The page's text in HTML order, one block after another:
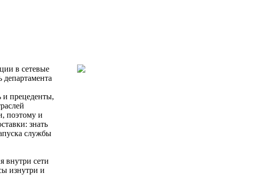
в сетевые
департамента
и прецеденты,
поэтому и
знать
службы
внутри сети
изнутри и